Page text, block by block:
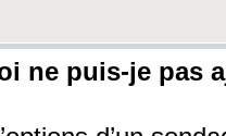
ne puis-je pas